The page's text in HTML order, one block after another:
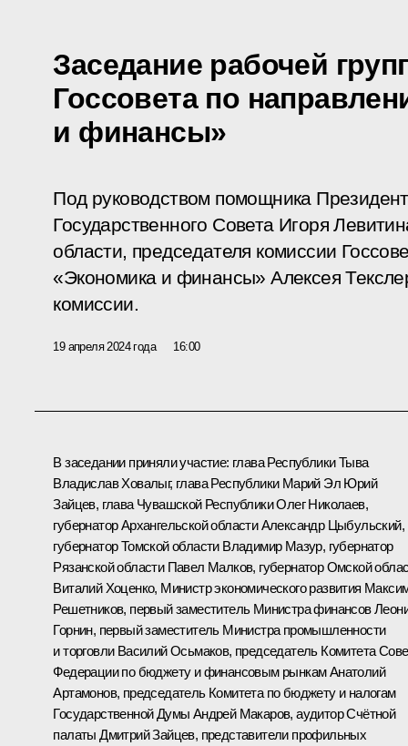
Заседание рабочей
Госсовета по
и финансы»
Под руководством помощника
Государственного Совета Игоря
области, председателя комиссии
«Экономика и финансы» Алексея
комиссии.
19 апреля 2024 года 16:00
В заседании приняли участие: глава Республики Тыва
Владислав Ховалыг, глава Республики Марий Эл Юрий
Зайцев, глава Чувашской РеспубликиОлег Николаев,
губернатор Архангельской областиАлександр Цыбульский,
губернатор Томской области Владимир Мазур, губернатор
Рязанской области Павел Малков, губернатор Омской
Виталий Хоценко, Министр экономического развития
Решетников, первый заместитель Министра финансов
Горнин, первый заместитель Министра промышленности
и торговли Василий Осьмаков, председатель Комитета
Федерации по бюджету и финансовым рынкам Анатолий
Артамонов, председатель Комитета по бюджету и налогам
Государственной Думы Андрей Макаров, аудитор Счётной
палаты Дмитрий Зайцев, представители профильных